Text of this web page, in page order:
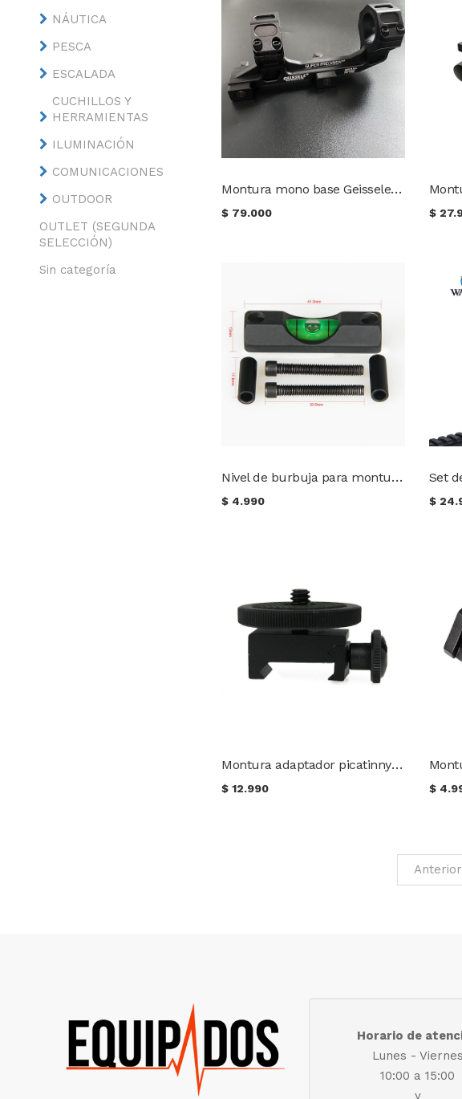
NÁUTICA
PESCA
ESCALADA
CUCHILLOS Y
HERRAMIENTAS
ILUMINACIÓN
COMUNICACIONES
OUTDOOR
OUTLET (SEGUNDA
SELECCIÓN)
Sin categoría
Montura mono base Geissele Super Precision 30 mm. con adaptador para Red Dot
$ 79.000 $
Nivel de burbuja para monturas de miras telescópicas (41,5 mm)
$ 4.990
Set
$
Montura adaptador picatinny para trípodes o cámaras
$12.990 $
Anterior
Horario de
Lunes - Viernes
10:00 a 15:00
y